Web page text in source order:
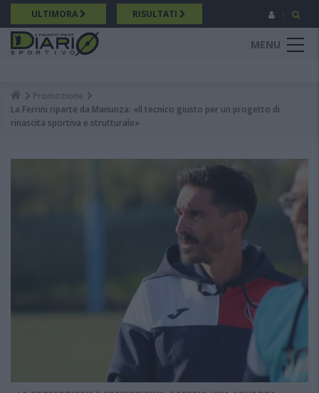
Salta
al
contenuto
principale
ULTIMORA RISULTATI
MENU
Breadcrumb
Promozione
La Ferrini riparte da Manunza: «Il tecnico giusto per un progetto di
rinascita sportiva e strutturale»